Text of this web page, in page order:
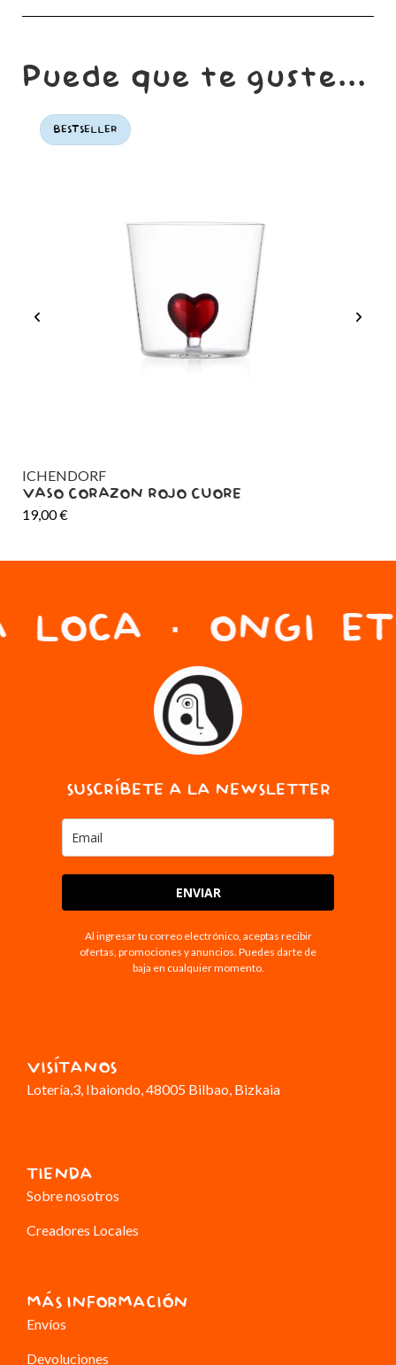
Puede que te guste...
BESTSELLER
ICHENDORF
VASO CORAZON ROJO CUORE
19,00€
LOCA · ONGI
SUSCRÍBETE A LA NEWSLETTER
ENVIAR
Al ingresar tu correo electrónico, aceptas recibir
ofertas, promociones y anuncios. Puedes darte de
baja en cualquier momento.
VISÍTANOS
Lotería,3, Ibaiondo, 48005 Bilbao, Bizkaia
TIENDA
Sobre nosotros
Creadores Locales
MÁS INFORMACIÓN
Envíos
Devoluciones